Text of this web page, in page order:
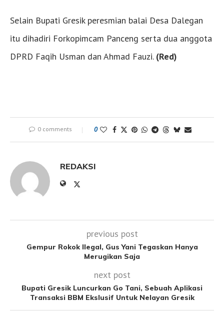
Selain Bupati Gresik peresmian balai Desa Dalegan
itu dihadiri Forkopimcam Panceng serta dua anggota
DPRD Faqih Usman dan Ahmad Fauzi. (Red)
0 comments 0
REDAKSI
previous post
Gempur Rokok Ilegal, Gus Yani Tegaskan Hanya
Merugikan Saja
next post
Bupati Gresik Luncurkan Go Tani, Sebuah Aplikasi
Transaksi BBM Ekslusif Untuk Nelayan Gresik